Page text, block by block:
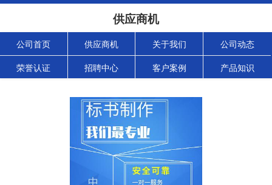
供应商机
公司首页 供应商机 关于我们 公司动态
荣誉认证 招聘中心 客户案例 产品知识